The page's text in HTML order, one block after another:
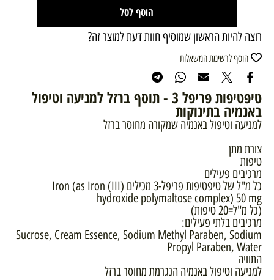
הוסף לסל
רוצה להיות הראשון שמוסיף חוות דעת למוצר זה?
הוסף לרשימת המשאלות
טיפטיפות פריפל 3 - תוסף ברזל למניעה וטיפול
באנמיה בתינוקות
למניעה וטיפול באנמיה שמקורה מחוסר ברזל
צורת מתן
טיפות
מרכיבים פעילים
כל מ"ל של טיפטיפות פריפל-3 מכילים Iron (as Iron (III)
hydroxide polymaltose complex) 50 mg
(כל מ"ל=20 טיפות)
מרכיבים בלתי פעילים:
Sucrose, Cream Essence, Sodium Methyl Paraben, Sodium
Propyl Paraben, Water
התוויה
למניעה וטיפול באנמיה הנגרמת מחוסר ברזל